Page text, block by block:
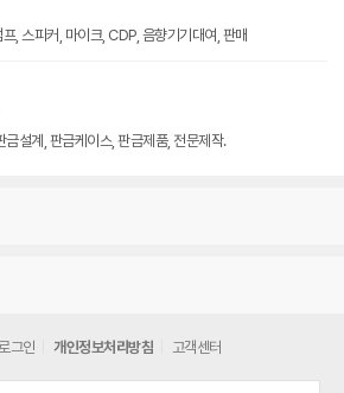
, 스피커, 마이크, CDP, 음향기기대여, 판매
설계, 판금케이스, 판금제품, 전문제작.
그인 개인정보처리방침 고객센터